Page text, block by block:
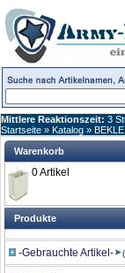
Mittlere Reaktionszeit: 3
Startseite » Katalog »
Warenkorb
0 Artikel
Produkte
-Gebrauchte Artikel-